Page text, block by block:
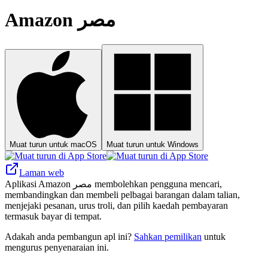
Amazon مصر
Muat turun untuk macOS Muat turun untuk Windows
Laman web
Aplikasi Amazon مصر membolehkan pengguna mencari,
membandingkan dan membeli pelbagai barangan dalam talian,
menjejaki pesanan, urus troli, dan pilih kaedah pembayaran
termasuk bayar di tempat.
Adakah anda pembangun apl ini? Sahkan pemilikan untuk
mengurus penyenaraian ini.